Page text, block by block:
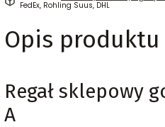
FedEx, Rohling Suus, DHL
Opis produktu
Regał sklepowy
A